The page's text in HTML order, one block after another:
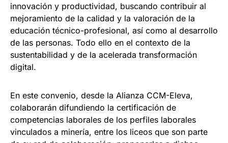
innovación y productividad, buscando contribuir al
mejoramiento de la calidad y la valoración de la
educación técnico-profesional, así como al desarrollo
de las personas. Todo ello en el contexto de la
sustentabilidad y de la acelerada transformación
digital.​
En este convenio, desde la Alianza CCM-Eleva,
colaborarán difundiendo la certificación de
competencias laborales de los perfiles laborales
vinculados a minería, entre los liceos que son parte